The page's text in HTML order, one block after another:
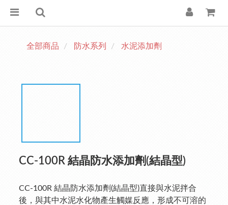
全部商品 防水系列 水泥添加劑
CC-100R 結晶防水添加劑(結晶型)
CC-100R 結晶防水添加劑(結晶型)直接與水泥拌合
後，與其中水泥水化物產生觸媒反應，形成不可溶的